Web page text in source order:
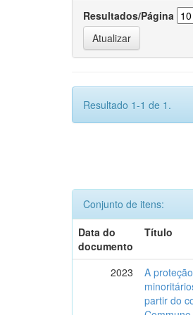
Resultados/Página
Resultado 1-1 de 1.
Conjunto de itens:
Data do
documento
Título
2023
A
partir do